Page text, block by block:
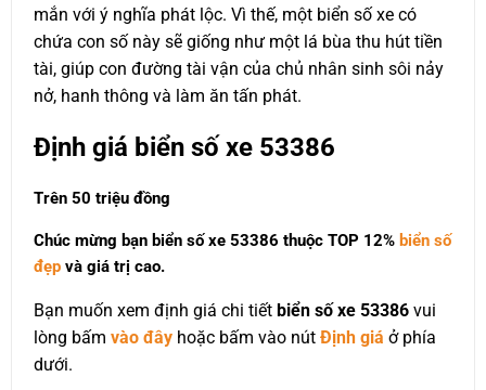
mắn với ý nghĩa phát lộc. Vì thế, một biển số xe có
chứa con số này sẽ giống như một lá bùa thu hút tiền
tài, giúp con đường tài vận của chủ nhân sinh sôi nảy
nở, hanh thông và làm ăn tấn phát.
Định giá biển số xe 53386
Trên 50 triệu đồng
Chúc mừng bạn biển số xe 53386 thuộc TOP 12% biển số
đẹp và giá trị cao.
Bạn muốn xem định giá chi tiết biển số xe 53386 vui
lòng bấm vào đây hoặc bấm vào nút Định giá ở phía
dưới.